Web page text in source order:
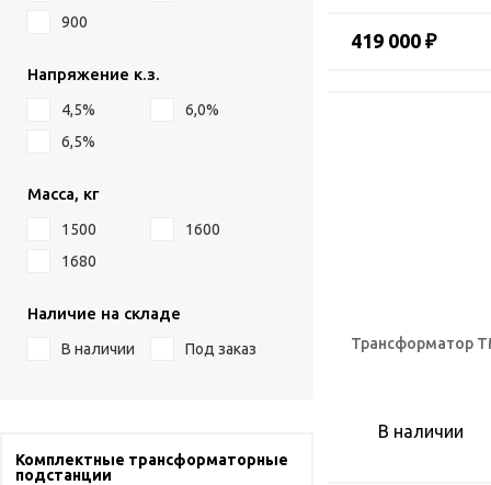
900
Напряжение к.з.
4,5%
6,0%
6,5%
Масса, кг
1500
1600
1680
Наличие на складе
В наличии Под заказ
Комплектные трансформаторные
подстанции
419 000 ₽
Трансформатор
В наличии